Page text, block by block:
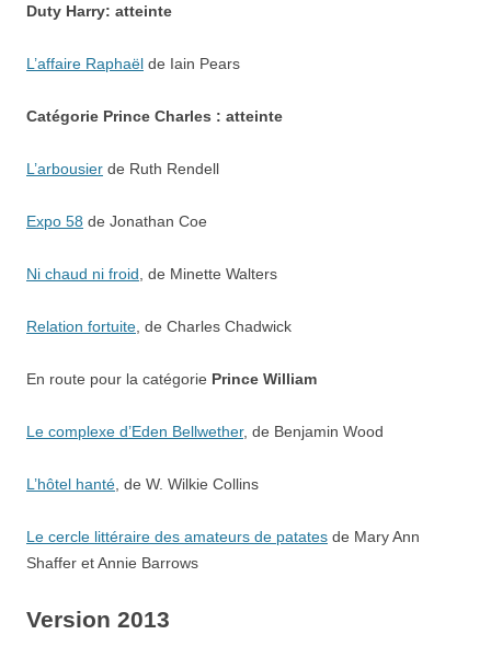
Duty Harry: atteinte
L’affaire Raphaël de Iain Pears
Catégorie Prince Charles : atteinte
L’arbousier de Ruth Rendell
Expo 58 de Jonathan Coe
Ni chaud ni froid , de Minette Walters
Relation fortuite , de Charles Chadwick
En route pour la catégorie Prince William
Le complexe d’Eden Bellwether, de Benjamin Wood
L’hôtel hanté , de W. Wilkie Collins
Le cercle littéraire des amateurs de patates de Mary Ann
Shaffer et Annie Barrows
Version 2013